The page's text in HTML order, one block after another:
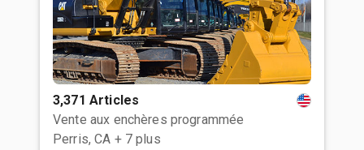
3,371 Articles
Vente aux enchères programmée
Perris, CA + 7 plus